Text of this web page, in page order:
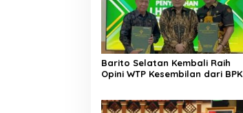
Barito Selatan Kembali Raih
Opini WTP Kesembilan dari BPK